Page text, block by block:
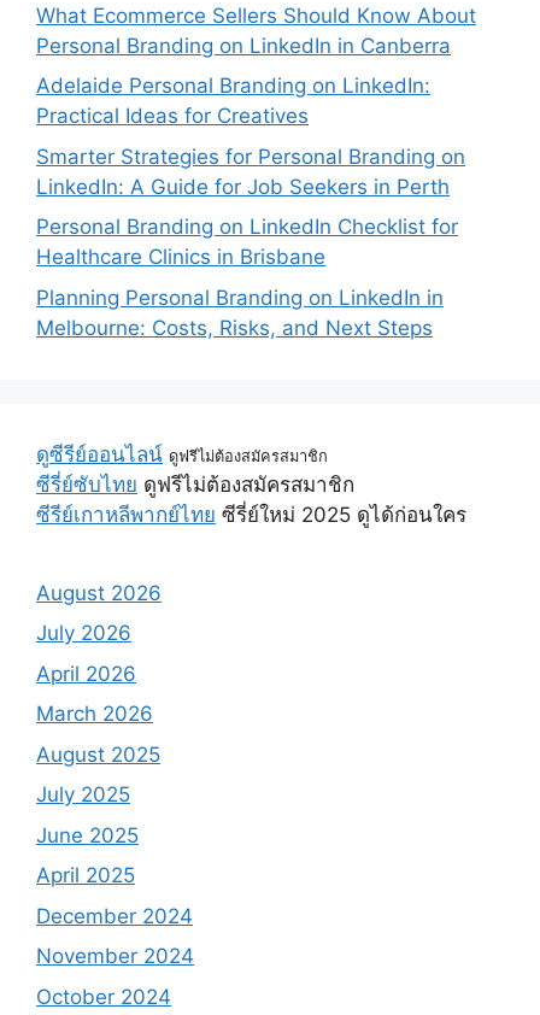
What Ecommerce Sellers Should Know About
Personal Branding on LinkedIn in Canberra
Adelaide Personal Branding on LinkedIn:
Practical Ideas for Creatives
Smarter Strategies for Personal Branding on
LinkedIn: A Guide for Job Seekers in Perth
Personal Branding on LinkedIn Checklist for
Healthcare Clinics in Brisbane
Planning Personal Branding on LinkedIn in
Melbourne: Costs, Risks, and Next Steps
ดูซีรีย์ออนไลน์ ดูฟรีไม่ต้องสมัครสมาชิก
ซีรี่ย์ซับไทย ดูฟรีไม่ต้องสมัครสมาชิก
ซีรีย์เกาหลีพากย์ไทย ซีรี่ย์ใหม่ 2025 ดูได้ก่อนใคร
August 2026
July 2026
April 2026
March 2026
August 2025
July 2025
June 2025
April 2025
December 2024
November 2024
October 2024